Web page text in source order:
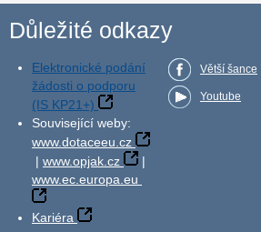
Důležité odkazy
Elektronické podání
žádosti o podporu
(IS KP21+)
Související weby:
www.dotaceeu.cz
| www.opjak.cz
|
www.ec.europa.eu
Kariéra
Větší šance
Youtube